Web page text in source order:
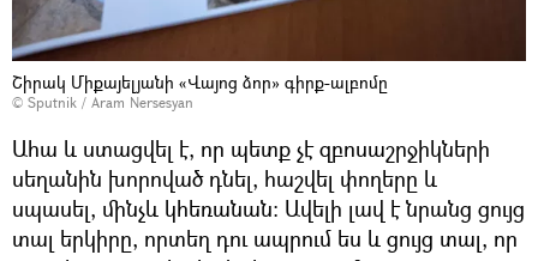
Շիրակ Միքայելյանի «Վայոց ձոր» գիրք-ալբոմը
© Sputnik / Aram Nersesyan
Ահա և ստացվել է, որ պետք չէ զբոսաշրջիկների
սեղանին խորոված դնել, հաշվել փողերը և
սպասել, մինչև կհեռանան։ Ավելի լավ է նրանց ցույց
տալ երկիրը, որտեղ դու ապրում ես և ցույց տալ, որ